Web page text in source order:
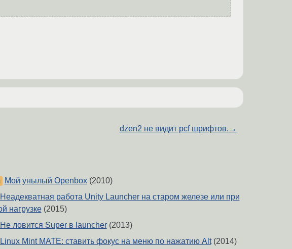
dzen2 не видит pcf шрифтов. →
Мой унылый Openbox(2010)
Неадекватная работа Unity Launcher на старом железе или при
нагрузке(2015)
Не ловится Super в launcher(2013)
Linux Mint MATE: ставить фокус на меню по нажатию Alt(2014)